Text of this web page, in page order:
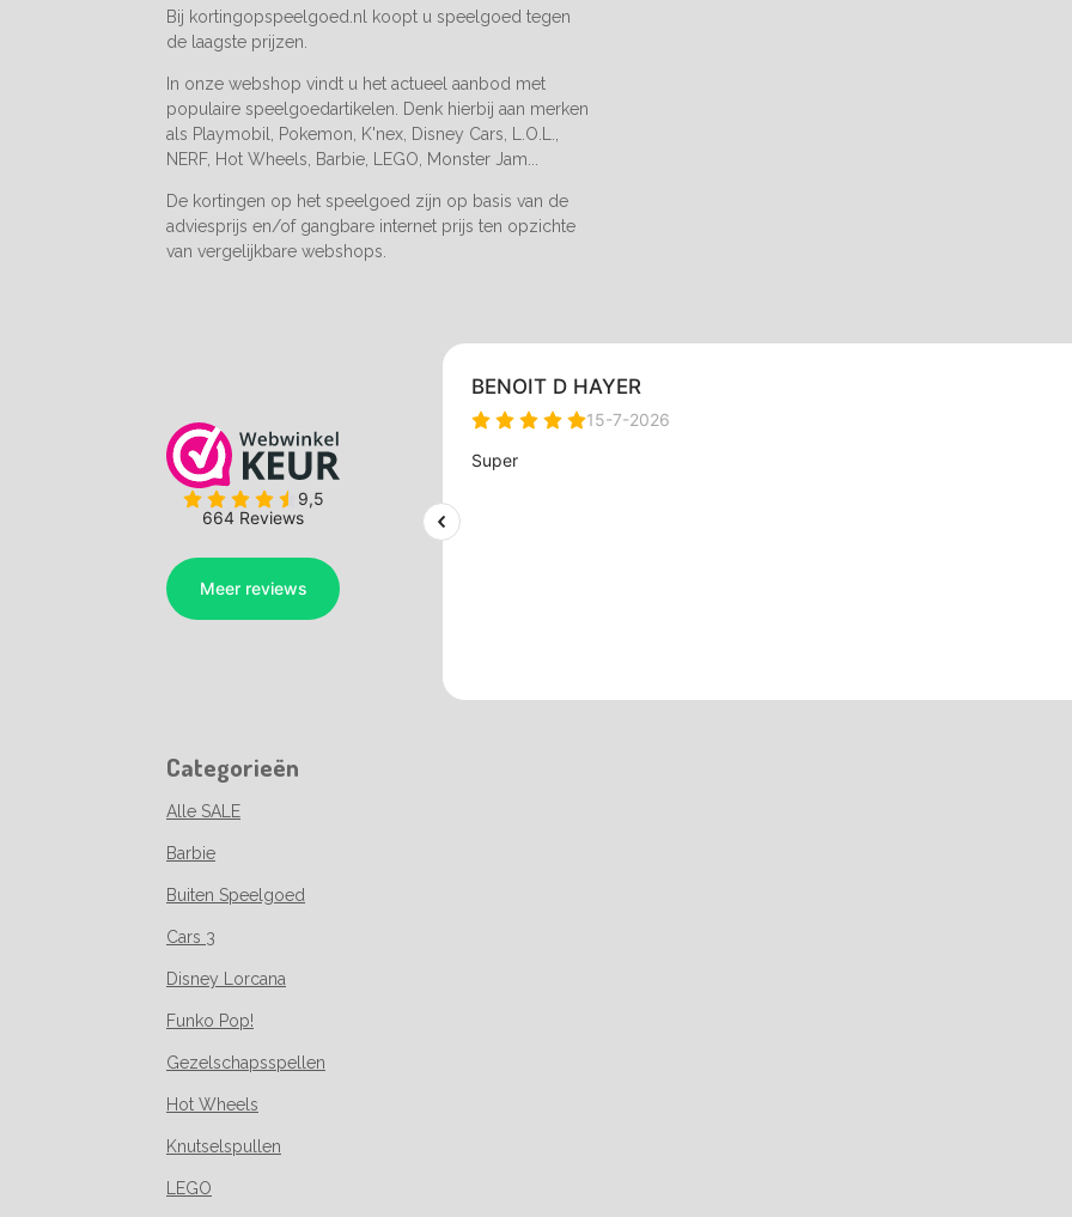
Bij kortingopspeelgoed.nl koopt u speelgoed tegen
de laagste prijzen.
In onze webshop vindt u het actueel aanbod met
populaire speelgoedartikelen. Denk hierbij aan merken
als Playmobil, Pokemon, K'nex, Disney Cars, L.O.L.,
NERF, Hot Wheels, Barbie, LEGO, Monster Jam...
De kortingen op het speelgoed zijn op basis van de
adviesprijs en/of gangbare internet prijs ten opzichte
van vergelijkbare webshops.
Categorieën
Alle SALE
Barbie
Buiten Speelgoed
Cars 3
Disney Lorcana
Funko Pop!
Gezelschapsspellen
Hot Wheels
Knutselspullen
LEGO